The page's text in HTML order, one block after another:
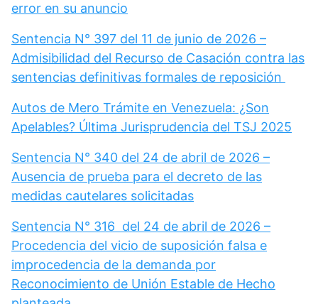
error en su anuncio
Sentencia N° 397 del 11 de junio de 2026 –
Admisibilidad del Recurso de Casación contra las
sentencias definitivas formales de reposición
Autos de Mero Trámite en Venezuela: ¿Son
Apelables? Última Jurisprudencia del TSJ 2025
Sentencia N° 340 del 24 de abril de 2026 –
Ausencia de prueba para el decreto de las
medidas cautelares solicitadas
Sentencia N° 316 del 24 de abril de 2026 –
Procedencia del vicio de suposición falsa e
improcedencia de la demanda por
Reconocimiento de Unión Estable de Hecho